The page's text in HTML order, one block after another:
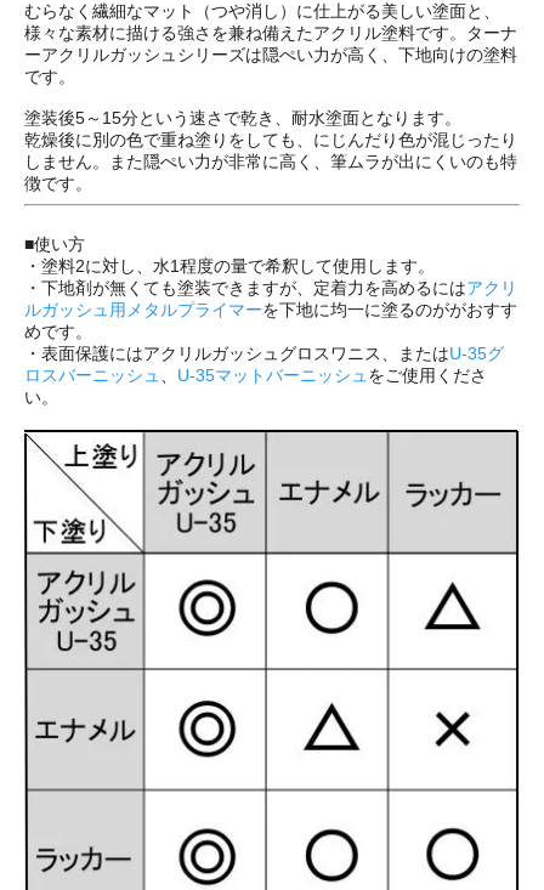
むらなく繊細なマット（つや消し）に仕上がる美しい塗面と、
様々な素材に描ける強さを兼ね備えたアクリル塗料です。ターナ
ーアクリルガッシュシリーズは隠ぺい力が高く、下地向けの塗料
です。
塗装後5～15分という速さで乾き、耐水塗面となります。
乾燥後に別の色で重ね塗りをしても、にじんだり色が混じったり
しません。また隠ぺい力が非常に高く、筆ムラが出にくいのも特
徴です。
■使い方
・塗料2に対し、水1程度の量で希釈して使用します。
・下地剤が無くても塗装できますが、定着力を高めるにはアクリ
ルガッシュ用メタルプライマーを下地に均一に塗るのががおすす
めです。
・表面保護にはアクリルガッシュグロスワニス、またはU-35グ
ロスバーニッシュ、 U-35マットバーニッシュをご使用くださ
い。